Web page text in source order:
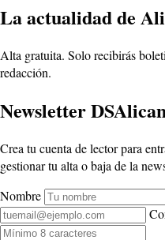
La actualidad de
Alta gratuita. Solo recibirás
redacción.
Newsletter
Crea tu cuenta de lector para
gestionar tu alta o baja de la
Nombre